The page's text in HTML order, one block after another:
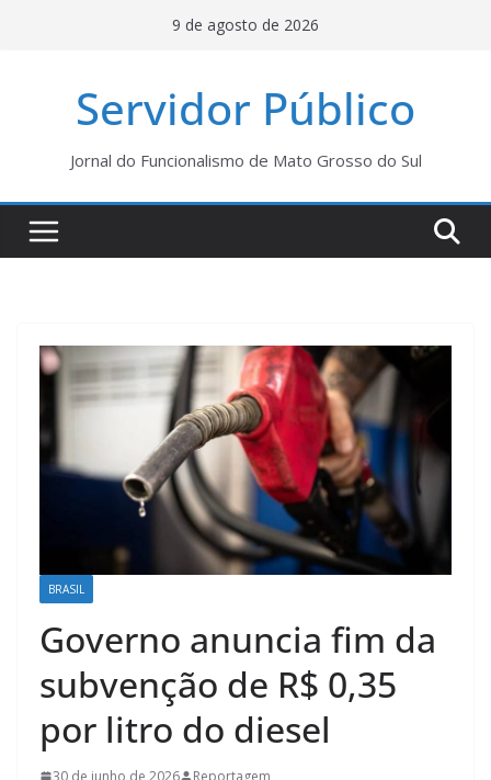
9 de agosto de 2026
Servidor Público
Jornal do Funcionalismo de Mato Grosso do Sul
BRASIL
Governo anuncia fim da
subvenção de R$ 0,35
por litro do diesel